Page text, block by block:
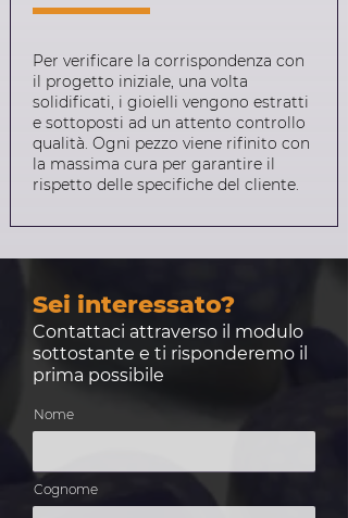
Per verificare la corrispondenza con
il progetto iniziale, una volta
solidificati, i gioielli vengono estratti
e sottoposti ad un attento controllo
qualità. Ogni pezzo viene rifinito con
la massima cura per garantire il
rispetto delle specifiche del cliente.
Sei interessato?
Contattaci attraverso il modulo
sottostante e ti risponderemo il
prima possibile
Nome
Cognome